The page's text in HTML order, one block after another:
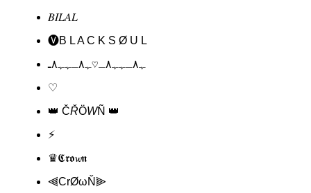
𝐵𝐼𝐿𝐴𝐿
🅥B L A C K ​​S Ø U L
ﮩ٨ـﮩﮩ٨ـ♡ﮩ٨ـﮩﮩ٨ـ
♡
👑 ČŘÖWÑ 👑
⚡
♛𝕮𝖗𝖔𝔀𝖓
⫷CrØωŇ⫸